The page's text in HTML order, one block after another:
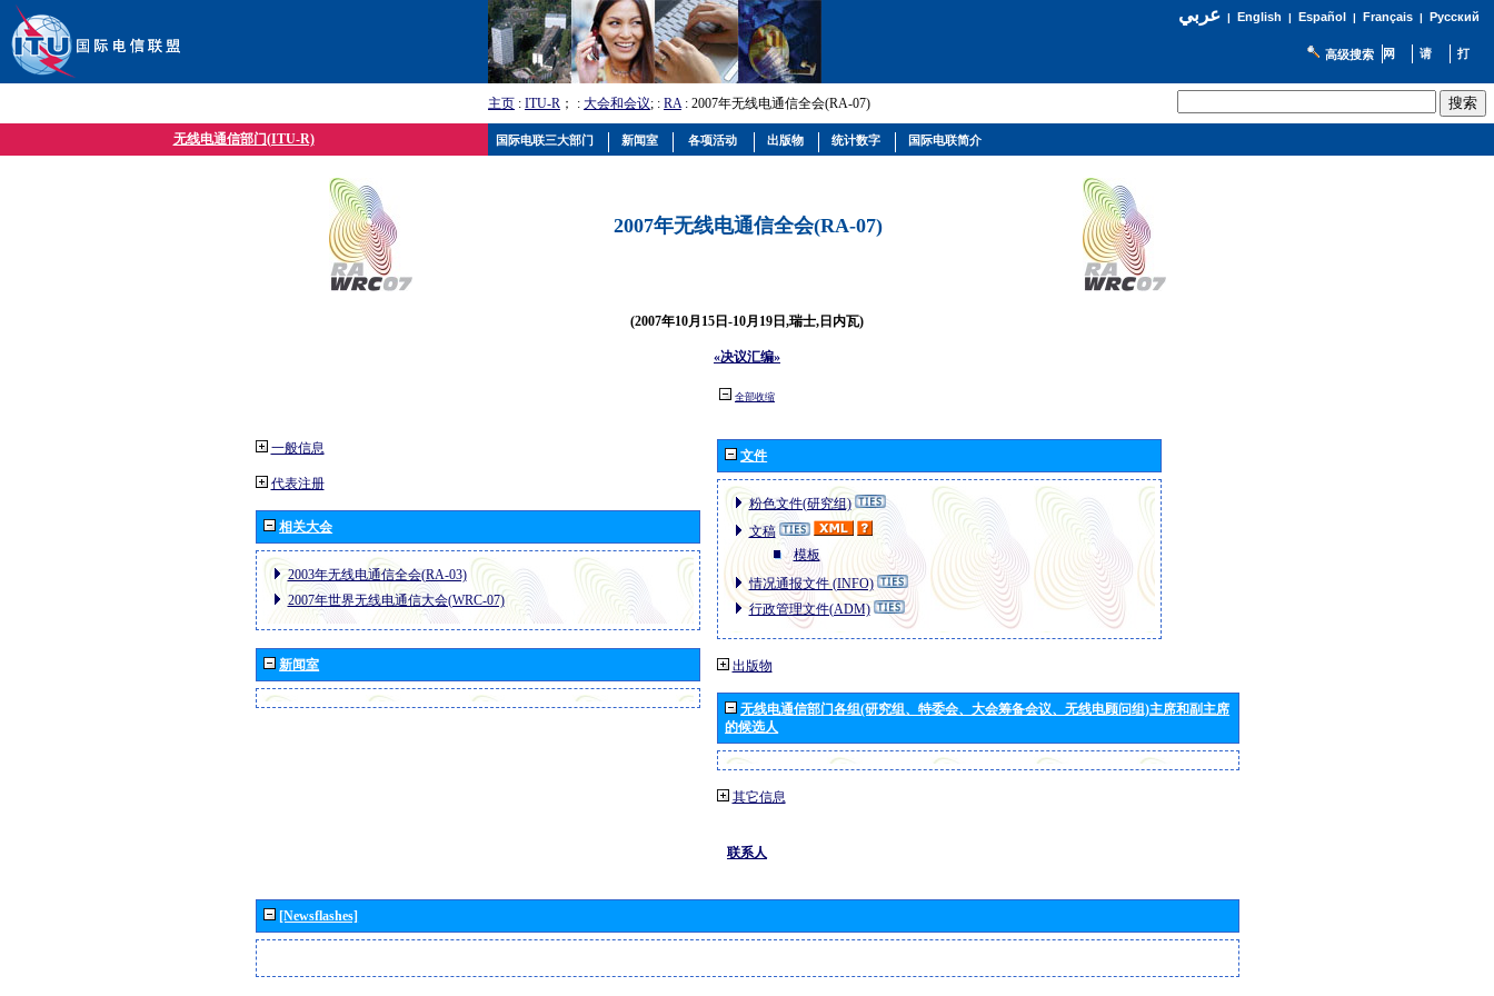
عربي| English | Español | Français| Русский
高级搜索
主页 : ITU-R ； : 大会和会议; : RA: 2007年无线电通信全会(RA-07)
无线电通信部门(ITU-R)
2007年无线电通信全会(RA-07)
(2007年10月15日-10月19日,瑞士,日内瓦)
«决议汇编»
全部收缩
一般信息
代表注册
相关大会
2003年无线电通信全会(RA-03)
2007年世界无线电通信大会(WRC-07)
新闻室
文件
粉色文件(研究组)
文稿
模板
情况通报文件 (INFO)
行政管理文件(ADM)
出版物
无线电通信部门各组(研究组、特委会、大会筹备会议、无线电顾问组)主席和副主席
的候选人
其它信息
联系人
[Newsflashes]
国际电联三大部门 新闻室 各项活动 出版物 统计数字 国际电联简介